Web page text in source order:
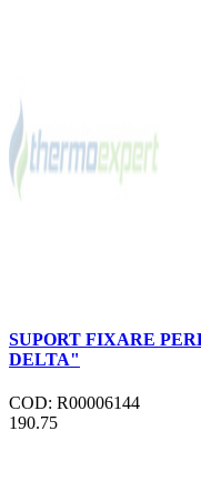
SUPORT FIXARE
DELTA"
COD: R00006144
190.75